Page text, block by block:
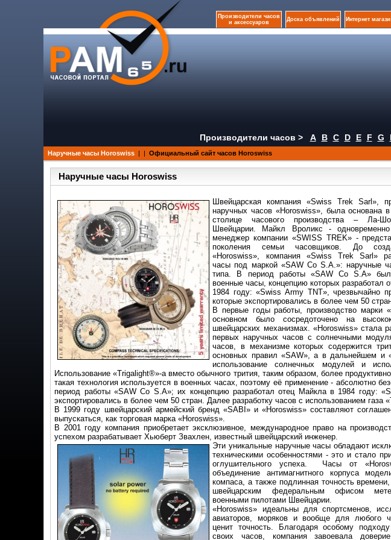
Производители часов
и аксессуаров
Доска объявлений Интернет
Производители часов > A B C D E F G
Наручные часы Horoswiss | | Официальный сайт часов Horoswiss
Наручные часы Horoswiss
Швейцарская компания «Swiss Trek Sarl»,
наручных часов «Horoswiss», была основана
столице часового производства – Ла-
Швейцарии. Майкл Вроликс -
менеджер компании «SWISS TREK» -
поколения семьи часовщиков. До
«Horoswiss», компания «Swiss Trek Sarl»
часы под маркой «SAW Co S.A.»: наручные
типа. В период работы «SAW Co S.A»
военные часы, концепцию которых разработал
1984 году: «Swiss Army TNT», чрезвычайно
которые экспортировались в более чем 50
В первые годы работы, производство марки
основном было сосредоточено на
швейцарских механизмах. «Horoswiss» стала
первых наручных часов с солнечными
часов, в механизме которых содержится
основных правил «SAW», а в дальнейшем и
использование солнечных модулей и
Использование «Trigalight®»-а вместо обычного трития, таким образом, более
такая технология используется в военных часах, поэтому её применение - абсолютно
период работы «SAW Co S.A»; их концепцию разработал отец Майкла в 1984 году:
экспортировались в более чем 50 стран. Далее разработку часов с использованием
В 1999 году швейцарский армейский бренд «SABI» и «Horoswiss» составляют
выпускаться, как торговая марка «Horoswiss».
В 2001 году компания приобретает эксклюзивное, международное право на
успехом разрабатывает Хьюберт Звахлен, известный швейцарский инженер.
Эти уникальные наручные часы обладают
техническими особенностями - это и стало
оглушительного успеха. Часы от
объединение антимагнитного корпуса
компаса, а также подлинная точность
швейцарским федеральным офисом
военными пилотами Швейцарии.
«Horoswiss» идеальны для спортсменов,
авиаторов, моряков и вообще для любого
ценит точность. Благодаря особому
своих часов, компания завоевала